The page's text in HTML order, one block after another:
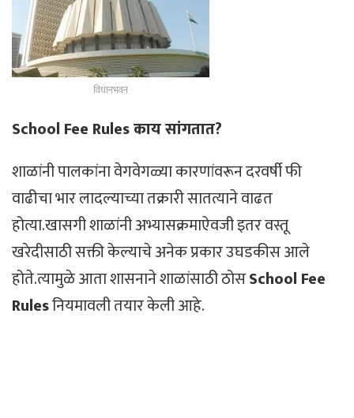
विधानभवन
School Fee Rules काय सांगतात?
शाळांनी पालकांना वेगवेगळ्या कारणांवरून दरवर्षी फी
वाढीचा भार लादल्याच्या तक्रारी सातत्याने वाढत
होत्या.खासगी शाळांनी अभ्यासक्रमाऐवजी इतर वस्तू
खरेदीसाठी सक्ती केल्याचे अनेक प्रकार उघडकीस आले
होते.त्यामुळे आता शासनाने शाळांसाठी ठोसSchool Fee
Rulesनियमावली तयार केली आहे.